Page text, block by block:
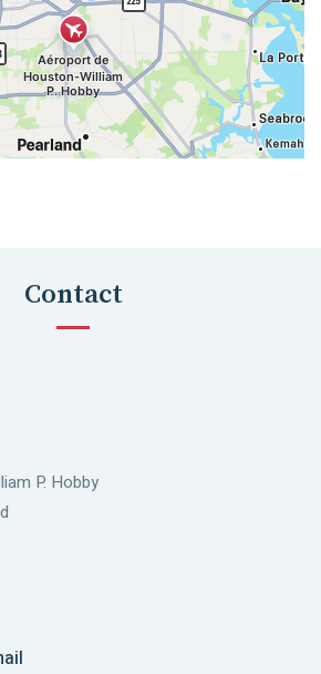
Contact
P. Hobby